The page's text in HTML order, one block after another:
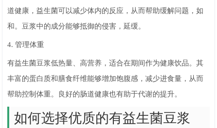
道健康，益生菌可以减少体内的反应，从而帮助缓解问题，如
和。豆浆中的成分能够抵御的侵害，延缓。
4. 管理体重
有益生菌豆浆低热量、高营养，适合在期间作为健康饮品。其
丰富的蛋白质和膳食纤维能够增加饱腹感，减少进食量，从而
帮助控制体重。良好的肠道健康也有助于代谢的提升。
如何选择优质的有益生菌豆浆